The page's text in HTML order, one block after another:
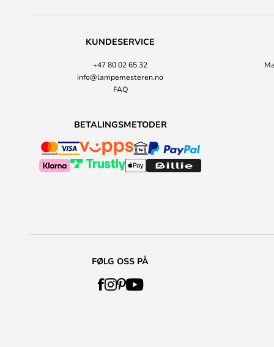
KUNDESERVICE
+47 80 02 65 32
info@lampemesteren.no
FAQ
BETALINGSMETODER
FØLG OSS PÅ